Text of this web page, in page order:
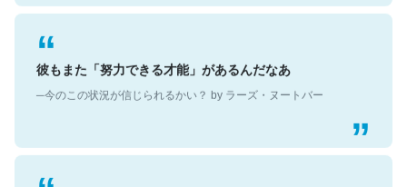
彼もまた「努力できる才能」があるんだなあ